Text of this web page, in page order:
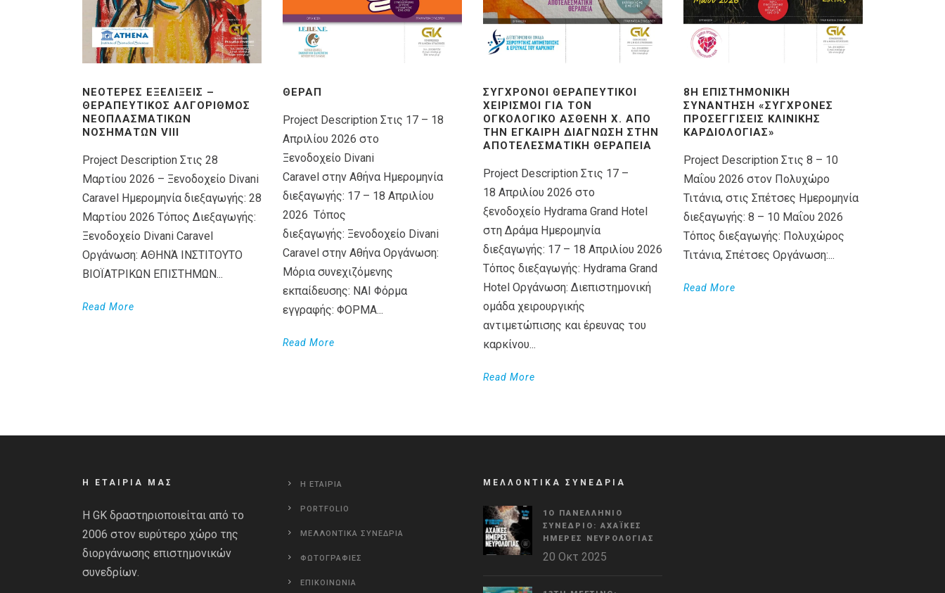
ΝΕΌΤΕΡΕΣ ΕΞΕΛΊΞΕΙΣ –
ΘΕΡΑΠΕΥΤΙΚΌΣ ΑΛΓΌΡΙΘΜΟΣ
ΝΕΟΠΛΑΣΜΑΤΙΚΏΝ
ΝΟΣΗΜΆΤΩΝ VIIΙ
Project Description Στις 28
Μαρτίου 2026 – Ξενοδοχείο Divani
Caravel Ημερομηνία διεξαγωγής: 28
Μαρτίου 2026 Τόπος Διεξαγωγής:
Ξενοδοχείο Divani Caravel
Οργάνωση: ΑΘΗΝΆ ΙΝΣΤΙΤΟΥΤΟ
ΒΙΟΪΑΤΡΙΚΩΝ ΕΠΙΣΤΗΜΩΝ...
Read More
ΘΕΡΑΠ
Project Description Στις 17 – 18
Απριλίου 2026 στο
Ξενοδοχείο Divani
Caravel στην Αθήνα Ημερομηνία
διεξαγωγής: 17 – 18 Απριλίου
2026 Τόπος
διεξαγωγής: Ξενοδοχείο Divani
Caravel στην Αθήνα Οργάνωση:
Μόρια συνεχιζόμενης
εκπαίδευσης: ΝΑΙ Φόρμα
εγγραφής: ΦΟΡΜΑ...
Read More
ΣΎΓΧΡΟΝΟΙ ΘΕΡΑΠΕΥΤΙΚΟΊ
ΧΕΙΡΙΣΜΟΊ ΓΙΑ ΤΟΝ
ΟΓΚΟΛΟΓΙΚΌ ΑΣΘΕΝΉ X. ΑΠΌ
ΤΗΝ ΈΓΚΑΙΡΗ ΔΙΆΓΝΩΣΗ ΣΤΗΝ
ΑΠΟΤΕΛΕΣΜΑΤΙΚΉ ΘΕΡΑΠΕΊΑ
Project Description Στις 17 –
18 Απριλίου 2026 στο
ξενοδοχείο Hydrama Grand Hotel
στη Δράμα Ημερομηνία
διεξαγωγής: 17 – 18 Απριλίου 2026
Τόπος διεξαγωγής: Hydrama Grand
Hotel Οργάνωση: Διεπιστημονική
ομάδα χειρουργικής
αντιμετώπισης και έρευνας του
καρκίνου...
Read More
8Η ΕΠΙΣΤΗΜΟΝΙΚΉ
ΣΥΝΆΝΤΗΣΗ «ΣΎΓΧΡΟΝΕΣ
ΠΡΟΣΕΓΓΊΣΕΙΣ ΚΛΙΝΙΚΉΣ
ΚΑΡΔΙΟΛΟΓΊΑΣ»
Project Description Στις 8 – 10
Μαΐου 2026 στον Πολυχώρο
Τιτάνια, στις Σπέτσες Ημερομηνία
διεξαγωγής: 8 – 10 Μαΐου 2026
Τόπος διεξαγωγής: Πολυχώρος
Τιτάνια, Σπέτσες Οργάνωση:...
Read More
Η ΕΤΑΙΡΙΑ ΜΑΣ
Η GK δραστηριοποιείται από το
2006 στον ευρύτερο χώρο της
διοργάνωσης επιστημονικών
συνεδρίων.
Η ΕΤΑΙΡΙΑ
PORTFOLIO
ΜΕΛΛΟΝΤΙΚΑ ΣΥΝΕΔΡΙΑ
ΦΩΤΟΓΡΑΦΙΕΣ
ΕΠΙΚΟΙΝΩΝΙΑ
ΜΕΛΛΟΝΤΙΚΑ ΣΥΝΕΔΡΙΑ
1Ο ΠΑΝΕΛΛΉΝΙΟ
ΣΥΝΈΔΡΙΟ: ΑΧΑΪΚΈΣ
ΗΜΈΡΕΣ ΝΕΥΡΟΛΟΓΊΑΣ
20 Οκτ 2025